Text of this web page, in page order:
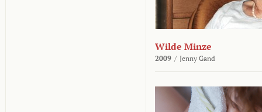
Wilde Minze
2009 / Jenny Gand